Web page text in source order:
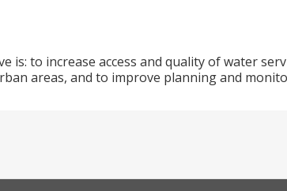
is: to increase access and quality of water
areas, and to improve planning and